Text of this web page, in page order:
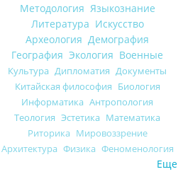
Методология Языкознание
Литература Искусство
Археология Демография
География Экология Военные
Культура Дипломатия Документы
Китайская философия Биология
Информатика Антропология
Теология Эстетика Математика
Риторика Мировоззрение
Архитектура Физика Феноменология
Еще